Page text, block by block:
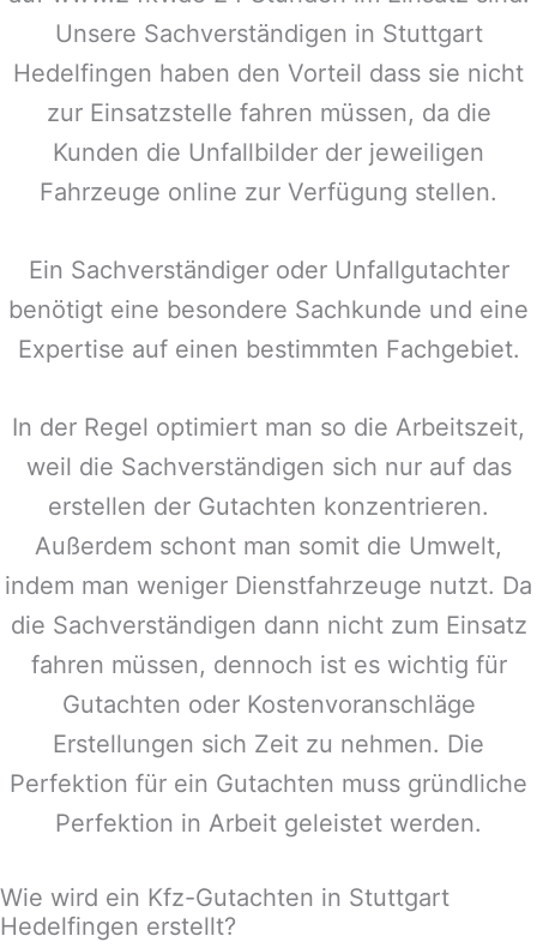
Unsere Sachverständigen in Stuttgart
Hedelfingen haben den Vorteil dass sie nicht
zur Einsatzstelle fahren müssen, da die
Kunden die Unfallbilder der jeweiligen
Fahrzeuge online zur Verfügung stellen.
Ein Sachverständiger oder Unfallgutachter
benötigt eine besondere Sachkunde und eine
Expertise auf einen bestimmten Fachgebiet.
In der Regel optimiert man so die Arbeitszeit,
weil die Sachverständigen sich nur auf das
erstellen der Gutachten konzentrieren.
Außerdem schont man somit die Umwelt,
indem man weniger Dienstfahrzeuge nutzt. Da
die Sachverständigen dann nicht zum Einsatz
fahren müssen, dennoch ist es wichtig für
Gutachten oder Kostenvoranschläge
Erstellungen sich Zeit zu nehmen. Die
Perfektion für ein Gutachten muss gründliche
Perfektion in Arbeit geleistet werden.
Wie wird ein Kfz-Gutachten in Stuttgart
Hedelfingen erstellt?